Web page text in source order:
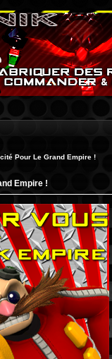
Pour Le Grand Empire !
Empire !